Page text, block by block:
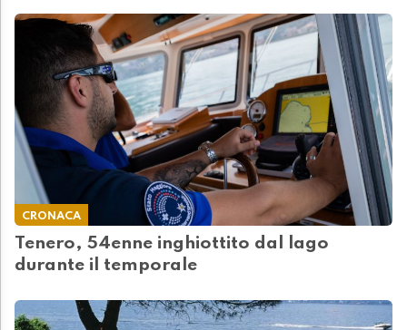
CRONACA
Tenero, 54enne inghiottito dal lago
durante il temporale